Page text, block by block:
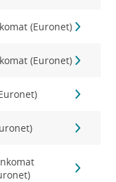
(Euronet)
(Euronet)